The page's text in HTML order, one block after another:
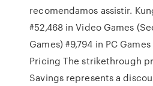
recomendamos assistir.
#52,468 in Video Games
Games) #9,794 in PC
Pricing The strikethrough
Savings represents a